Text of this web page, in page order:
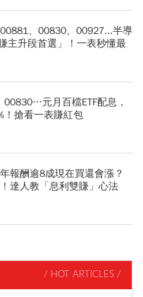
、00830、00927...半導
主升段首選」！一表秒懂最
元月百檔ETF配息，
！搶看一表賺紅包
報酬逾8成現在買還會漲？
達人教「息利雙賺」心法
/ HOT ARTICLES /